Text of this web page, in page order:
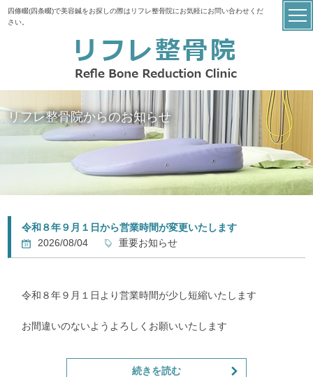
四條畷(四条畷)で美容鍼をお探しの際はリフレ整骨院にお気軽にお問い合わせくだ
さい。
リフレ整骨院からのお知らせ
令和８年９月１日から営業時間が変更いたします
2026/08/04
重要お知らせ
令和８年９月１日より営業時間が少し短縮いたします
お間違いのないようよろしくお願いいたします
続きを読む